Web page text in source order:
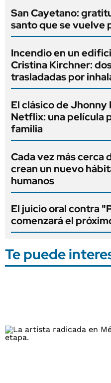
San Cayetano:
santo que se vuelve
Incendio en un
Cristina Kirchner:
trasladadas por
El clásico de Jhonny
Netflix: una película
familia
Cada vez más cerca
crean un nuevo
humanos
El juicio oral contra
comenzará el
Te puede